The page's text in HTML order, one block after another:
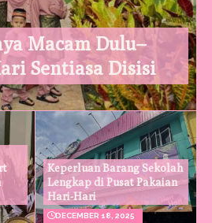
Macam Dulu–
Sentiasa Disisi
Keperluan Barang Sekolah
Lengkap di Pusat Pakaian
Hari-Hari
DECEMBER 18, 2025